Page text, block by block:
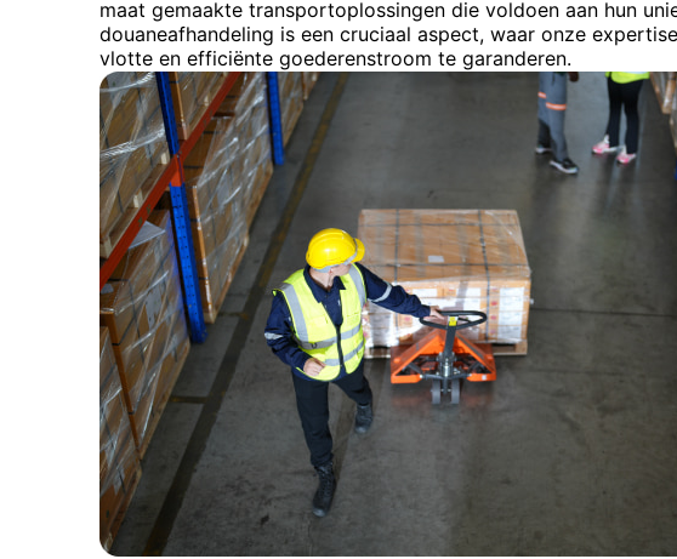
maat gemaakte transportoplossingen die voldoen aan hun
douaneafhandeling is een cruciaal aspect, waar onze
vlotte en efficiënte goederenstroom te garanderen.